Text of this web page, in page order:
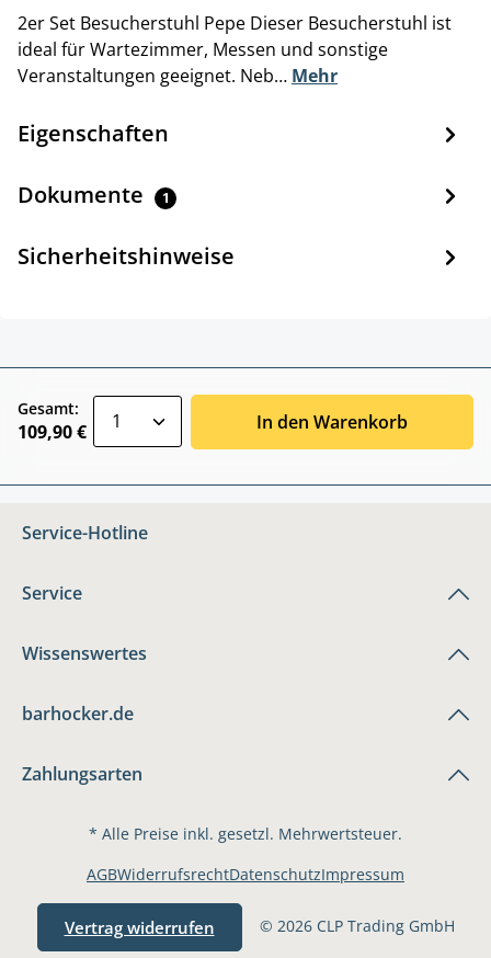
2er Set Besucherstuhl Pepe Dieser Besucherstuhl ist
ideal für Wartezimmer, Messen und sonstige
Veranstaltungen geeignet. Neb… Mehr
Eigenschaften
Dokumente 1
Sicherheitshinweise
Gesamt:
109,90 € In den Warenkorb
Service-Hotline
Service
Wissenswertes
barhocker.de
Zahlungsarten
* Alle Preise inkl. gesetzl. Mehrwertsteuer.
Vertrag widerrufen © 2026 CLP Trading GmbH
AGBWiderrufsrechtDatenschutzImpressum